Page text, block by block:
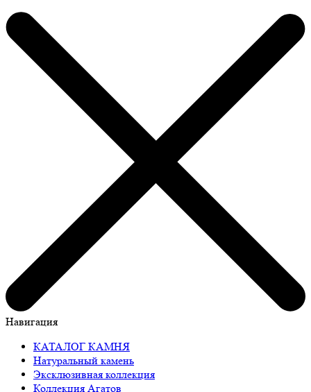
Навигация
КАТАЛОГ КАМНЯ
Натуральный камень
Эксклюзивная коллекция
Коллекция Агатов